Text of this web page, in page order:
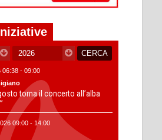
06:38 - 09:00
torna il concerto all’alba
09:00 - 14:00